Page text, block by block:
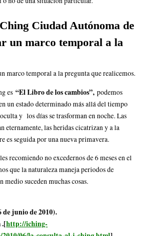
Ciudad Autónoma de
un marco temporal a la
marco temporal a la pregunta que realicemos.
es “El Libro de los cambios”, podemos
un estado determinado más allá del tiempo
y los días se trasforman en noche. Las
eternamente, las heridas cicatrizan y a la
es seguida por una nueva primavera.
recomiendo no excedernos de 6 meses en el
que la naturaleza maneja periodos de
suceden muchas cosas.
junio de 2010).
.[http://iching-